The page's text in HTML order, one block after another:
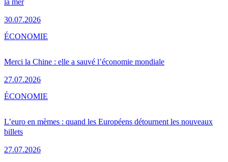
30.07.2026
Merci la Chine : elle a sauvé l’économie mondiale
27.07.2026
ÉCONOMIE
L’euro en mèmes : quand les Européens détournent les nouveaux
billets
27.07.2026
ÉCONOMIE